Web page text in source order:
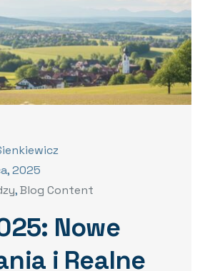
2025
,Blog Content
Nowe
i Realne